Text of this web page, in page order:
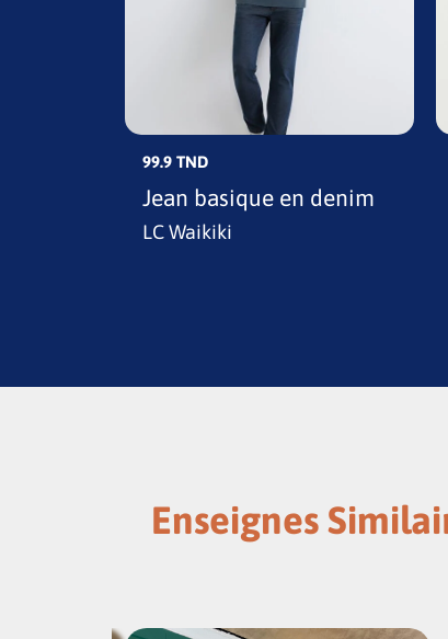
99.9 TND
Jean basique en denim
LC Waikiki
Enseignes